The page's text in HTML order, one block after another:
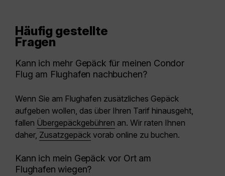
Häufig gestellte
Fragen
Kann ich mehr Gepäck für meinen Condor
Flug am Flughafen nachbuchen?
Wenn Sie am Flughafen zusätzliches Gepäck
aufgeben wollen, das über Ihren Tarif hinausgeht,
fallen Übergepäckgebühren an. Wir raten Ihnen
daher, Zusatzgepäck vorab online zu buchen.
Kann ich mein Gepäck vor Ort am
Flughafen wiegen?